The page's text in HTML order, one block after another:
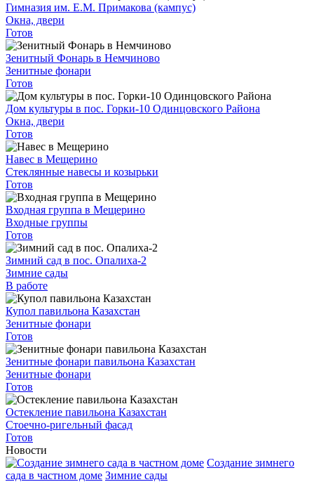
Гимназия им. Е.М. Примакова (кампус)
Окна, двери
Готов
Зенитный Фонарь в Немчиново
Зенитные фонари
Готов
Дом культуры в пос. Горки-10 Одинцовского Района
Окна, двери
Готов
Навес в Мещерино
Стеклянные навесы и козырьки
Готов
Входная группа в Мещерино
Входные группы
Готов
Зимний сад в пос. Опалиха-2
Зимние сады
В работе
Купол павильона Казахстан
Зенитные фонари
Готов
Зенитные фонари павильона Казахстан
Зенитные фонари
Готов
Остекление павильона Казахстан
Стоечно-ригельный фасад
Готов
Новости
Создание зимнего
сада в частном доме Зимние сады